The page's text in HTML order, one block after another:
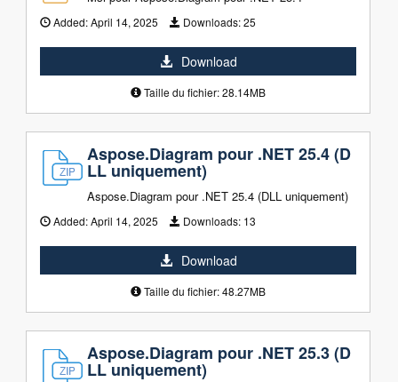
Added:April 14, 2025 Downloads:25
Download
Taille du fichier: 28.14MB
Aspose.Diagram pour .NET 25.4 (D
LL uniquement)
Aspose.Diagram pour .NET 25.4 (DLL uniquement)
Added:April 14, 2025 Downloads: 13
Download
Taille du fichier: 48.27MB
Aspose.Diagram pour .NET 25.3 (D
LL uniquement)